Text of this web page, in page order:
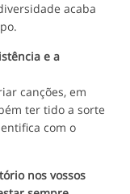
acaba
e a
canções, em
ter tido a sorte
com o
nos vossos